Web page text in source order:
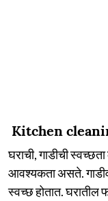
Kitchen
घराची, गाडीची
आवश्यकता असते.
स्वच्छ होतात. घरातील